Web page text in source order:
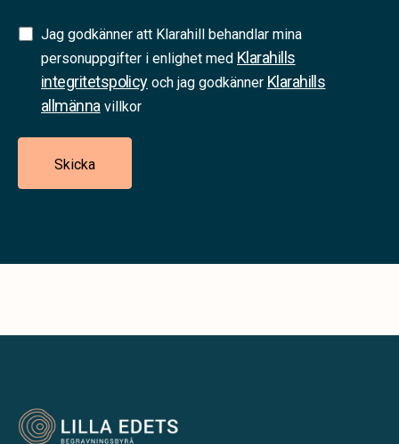
Samtycke
(Required)
Jag godkänner att Klarahill behandlar mina
personuppgifter i enlighet med Klarahills
integritetspolicyoch jag godkänner Klarahills
allmännavillkor
Skicka